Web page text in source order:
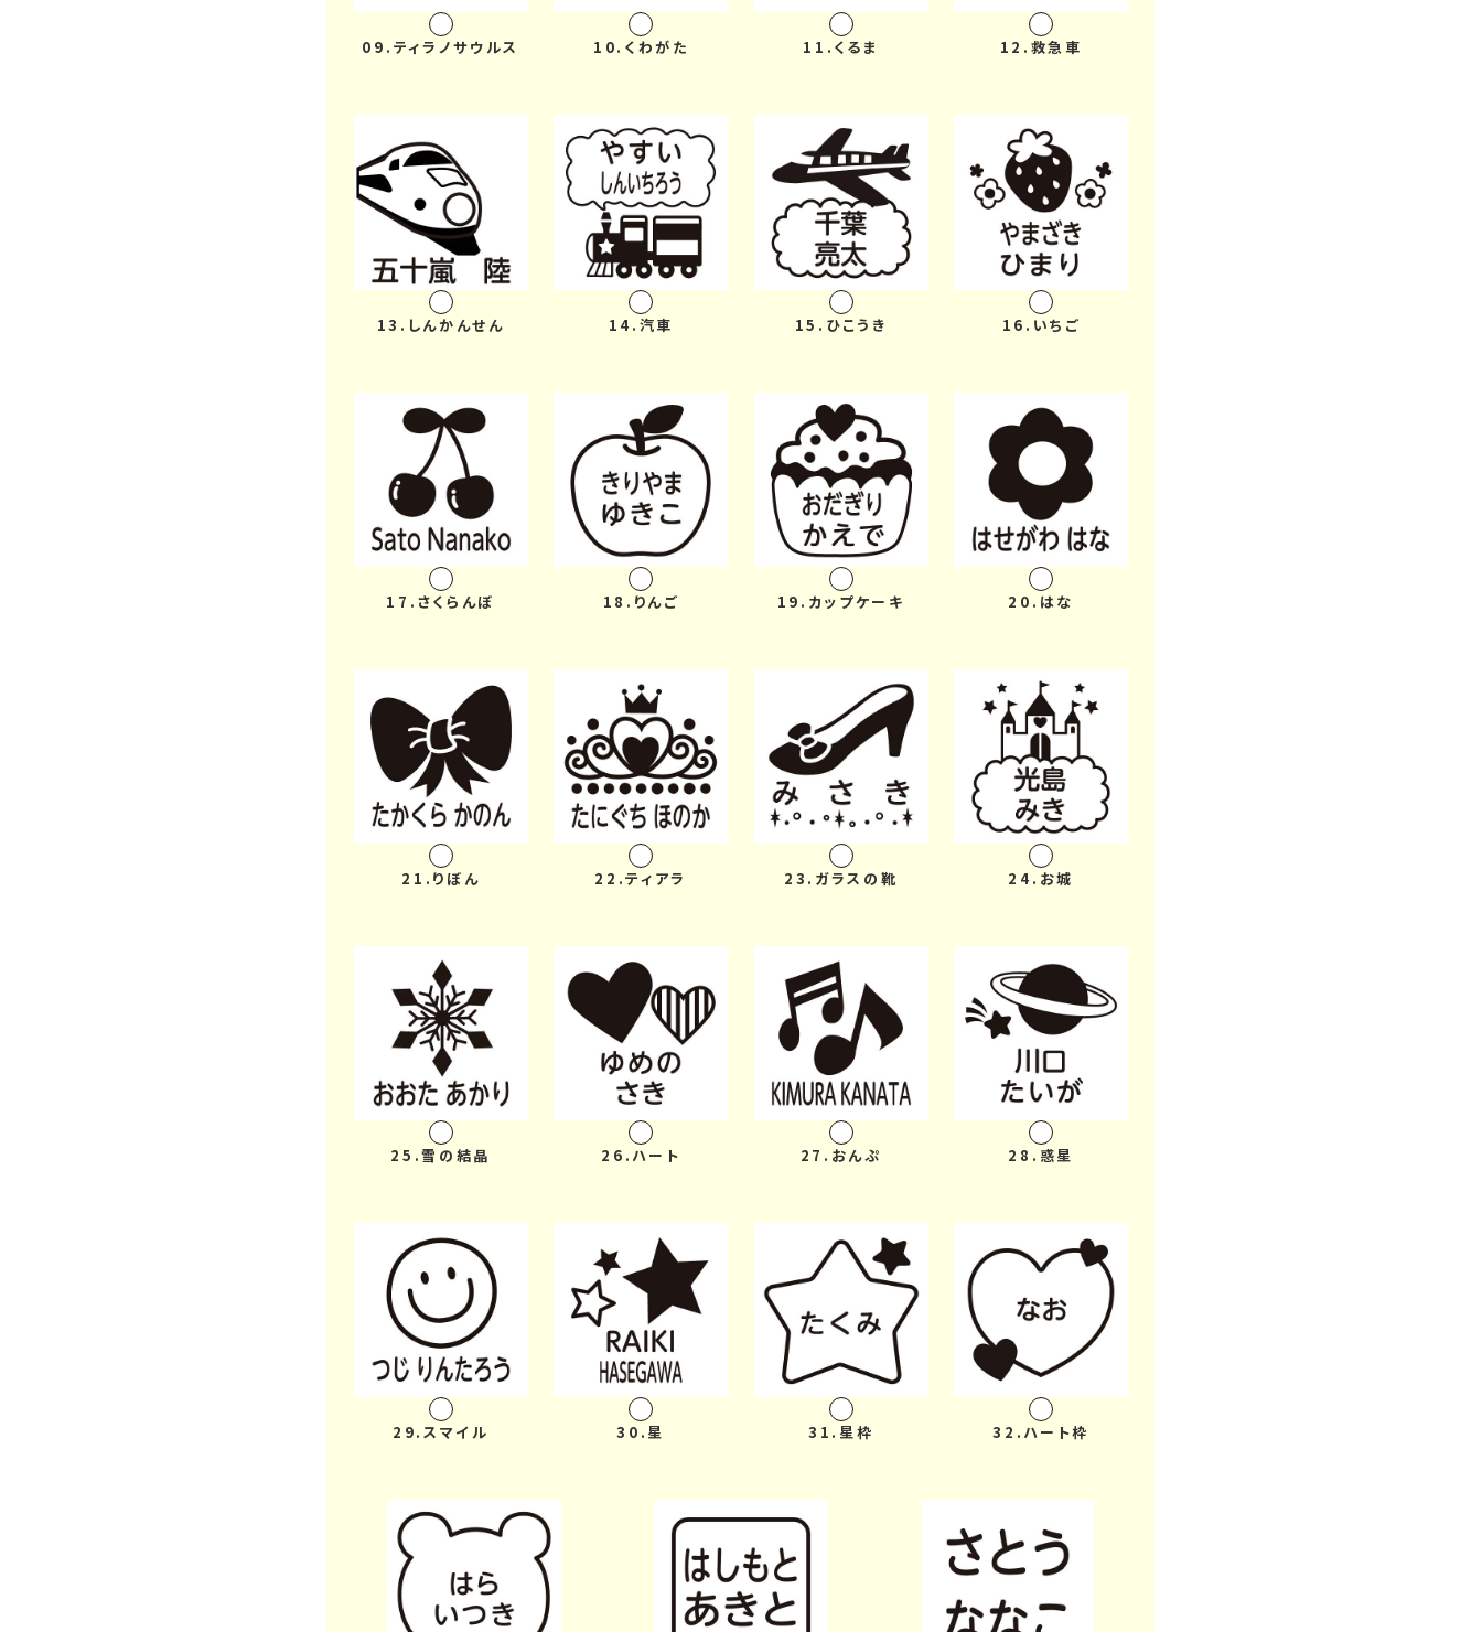
09.ティラノサウルス 10.くわがた 11.くるま 12.救急車
13.しんかんせん 14.汽車 15.ひこうき 16.いちご
17.さくらんぼ 18.りんご 19.カップケーキ 20.はな
21.りぼん 22.ティアラ 23.ガラスの靴 24.お城
25.雪の結晶 26.ハート 27.おんぷ 28.惑星
29.スマイル 30.星 31.星枠 32.ハート枠